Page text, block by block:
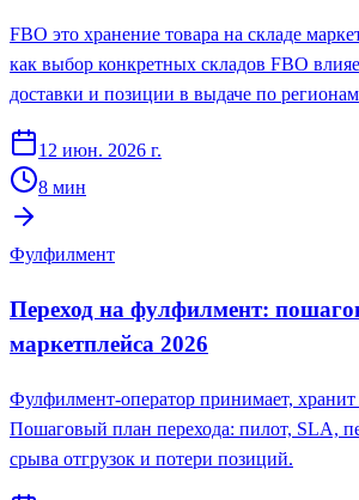
FBO это хранение товара на складе
как выбор конкретных складов FBO
доставки и позиции в выдаче по
12 июн. 2026 г.
8 мин
Фулфилмент
Переход на фулфилмент:
маркетплейса 2026
Фулфилмент-оператор принимает, хранит
Пошаговый план перехода: пилот, SLA,
срыва отгрузок и потери позиций.